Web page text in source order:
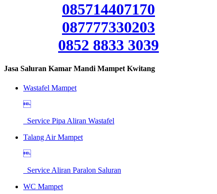
085714407170
087777330203
0852 8833 3039
Jasa Saluran Kamar Mandi Mampet Kwitang
Wastafel Mampet

Service Pipa Aliran Wastafel
Talang Air Mampet

Service Aliran Paralon Saluran
WC Mampet